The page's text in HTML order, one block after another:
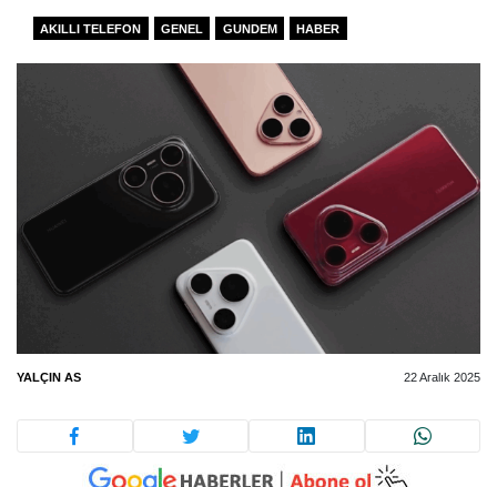
AKILLI TELEFON GENEL GUNDEM HABER
YALÇIN AS 22 Aralık 2025